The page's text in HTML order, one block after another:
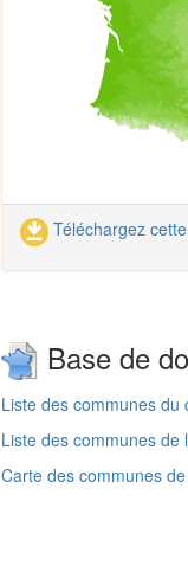
Téléchargez
Base de
Liste des communes
Liste des communes
Carte des communes